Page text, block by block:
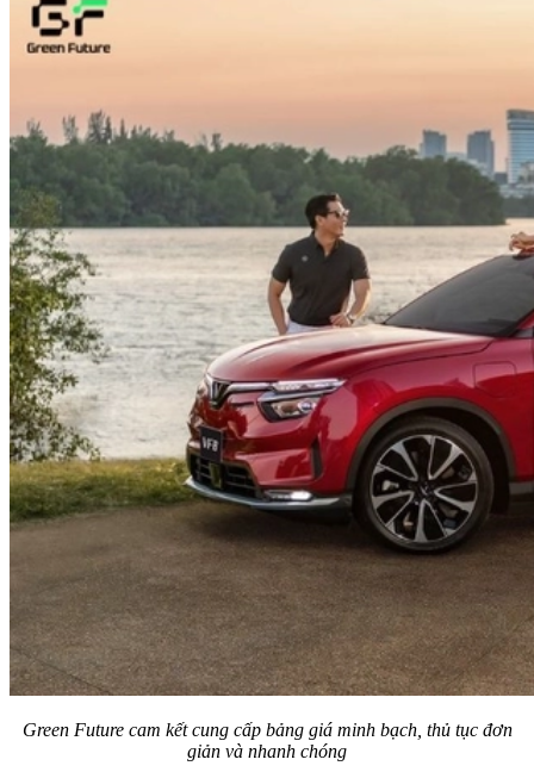
Green Future cam kết cung cấp bảng giá minh bạch, thủ tục đơn
giản và nhanh chóng